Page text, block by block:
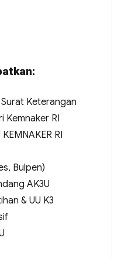
Keterangan
Kemnaker RI
RI
Bulpen)
AK3U
& UU K3